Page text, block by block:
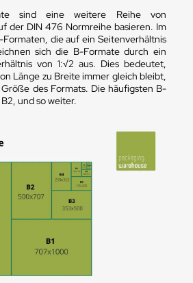
sind eine weitere Reihe von
der DIN 476 Normreihe basieren. Im
die auf ein Seitenverhältnis
sich die B-Formate durch ein
von 1:√2 aus. Dies bedeutet,
Länge zu Breite immer gleich bleibt,
des Formats. Die häufigsten B-
und so weiter.